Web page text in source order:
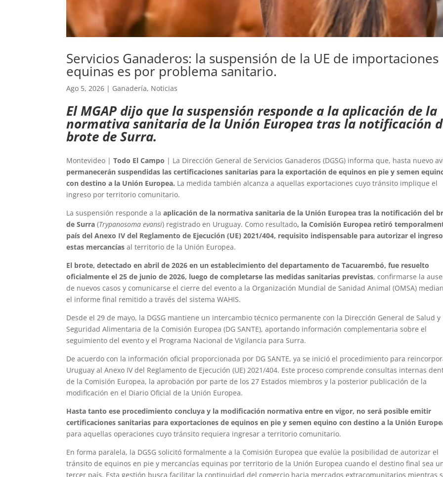
Servicios Ganaderos: la suspensión de la UE de importaciones
equinas es por problema sanitario.
Ago 5, 2026 | Ganadería, Noticias
El MGAP dijo que la suspensión responde a la aplicación de la
normativa sanitaria de la Unión Europea tras la notificación
brote de Surra.
Montevideo |Todo El Campo | La Dirección General de Servicios Ganaderos (DGSG) informa que, hasta nuevo
permanecerán suspendidas las certificaciones sanitarias para la exportación de equinos en pie y semen
con destino a la Unión Europea. La medida también alcanza a aquellas exportaciones cuyo tránsito implique el
ingreso por territorio comunitario.
La suspensión responde a laaplicación de la normativa sanitaria de la Unión Europea tras la notificación del
de Surra (Trypanosoma evansi) registrado en Uruguay. Como resultado, la Comisión Europea retiró
país del Anexo IV del Reglamento de Ejecución (UE) 2021/404, requisito indispensable para autorizar el
estas mercancías al territorio de la Unión Europea.
El brote, detectado en abril de 2026 en un establecimiento del departamento de Tacuarembó, fue resuelto
oficialmente el 25 de junio de 2026, luego de completarse las medidas sanitarias previstas, confirmarse la
de nuevos casos y comunicarse el cierre del evento a la Organización Mundial de Sanidad Animal (OMSA)
el informe final remitido a través del sistema WAHIS.
Desde el 29 de mayo, la DGSG mantiene un intercambio técnico permanente con la Dirección General de Salud y
Seguridad Alimentaria de la Comisión Europea (DG SANTE), aportando información complementaria sobre el
seguimiento del evento y el Programa Nacional de Vigilancia para Surra.
De acuerdo con la información oficial proporcionada por DG SANTE, ya se inició el procedimiento para
Uruguay al Anexo IV del Reglamento de Ejecución (UE) 2021/404. Este proceso comprende consultas internas
de la Comisión Europea, la aprobación por parte de los 27 Estados miembros y la posterior publicación de la
modificación en el Diario Oficial de la Unión Europea.
Hasta tanto ese procedimiento concluya y la modificación normativa entre en vigor, no será posible emitir
certificaciones sanitarias para exportaciones de equinos en pie y semen equino con destino a la Unión
para aquellas operaciones cuyo tránsito requiera ingresar a territorio comunitario.
En forma paralela, la DGSG solicitó formalmente a la Comisión Europea que evalúe la posibilidad de autorizar el
tránsito de equinos en pie y mercancías equinas por territorio de la Unión Europea cuando el destino final sea
tercer país. Esta gestión busca facilitar la continuidad del comercio hacia mercados extracomunitarios mientras